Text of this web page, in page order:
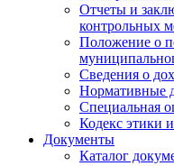
Отчеты и
контрольных
Положение о
Сведения о
Нормативные
Специальная
Кодекс этики
Документы
Каталог